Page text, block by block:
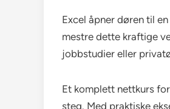
Excel åpner døren til
mestre dette kraftige
jobbstudier eller
Et komplett nettkurs
steg. Med praktiske